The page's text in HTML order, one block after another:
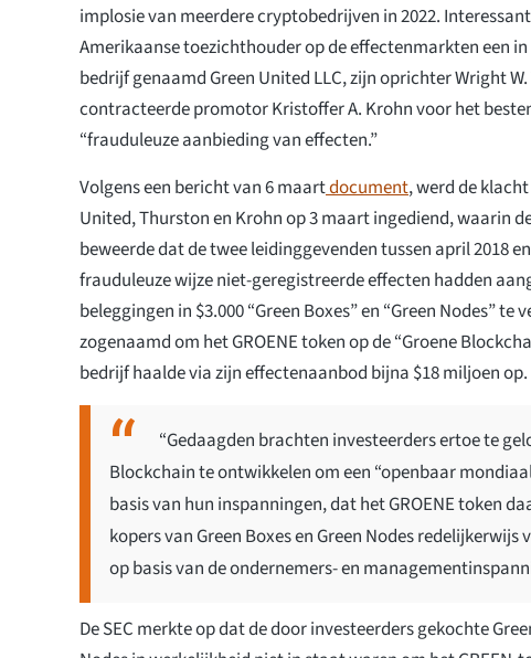
implosie van meerdere cryptobedrijven in 2022.
Amerikaanse toezichthouder op de effectenmarkten een
bedrijf genaamd Green United LLC, zijn oprichter Wright
contracteerde promotor Kristoffer A. Krohn voor het
“frauduleuze aanbieding van effecten.”
Volgens een bericht van 6 maartdocument, werd de
United, Thurston en Krohn op 3 maart ingediend, waarin
beweerde dat de twee leidinggevenden tussen april 2018
frauduleuze wijze niet-geregistreerde effecten hadden
beleggingen in $3.000 “Green Boxes” en “Green Nodes” te
zogenaamd om het GROENE token op de “Groene
bedrijf haalde via zijn effectenaanbod bijna $18 miljoen op.
“Gedaagden brachten investeerders ertoe te
Blockchain te ontwikkelen om een “openbaar
basis van hun inspanningen, dat het GROENE token
kopers van Green Boxes en Green Nodes
op basis van de ondernemers- en
De SEC merkte op dat de door investeerders gekochte